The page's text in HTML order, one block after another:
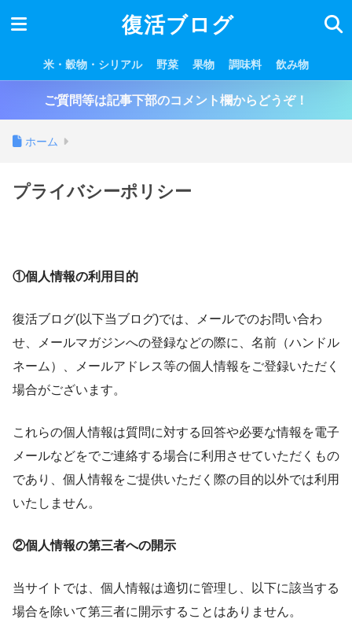
復活ブログ
米・穀物・シリアル 野菜 果物 調味料 飲み物
ご質問等は記事下部のコメント欄からどうぞ！
ホーム
プライバシーポリシー
①個人情報の利用目的
復活ブログ(以下当ブログ)では、メールでのお問い合わ
せ、メールマガジンへの登録などの際に、名前（ハンドル
ネーム）、メールアドレス等の個人情報をご登録いただく
場合がございます。
これらの個人情報は質問に対する回答や必要な情報を電子
メールなどをでご連絡する場合に利用させていただくもの
であり、個人情報をご提供いただく際の目的以外では利用
いたしません。
②個人情報の第三者への開示
当サイトでは、個人情報は適切に管理し、以下に該当する
場合を除いて第三者に開示することはありません。